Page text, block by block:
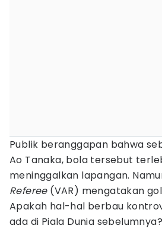
Publik beranggapan bahwa
Ao Tanaka, bola tersebut
meninggalkan lapangan.
Referee(VAR) mengatakan
Apakah hal-hal berbau
ada di Piala Dunia